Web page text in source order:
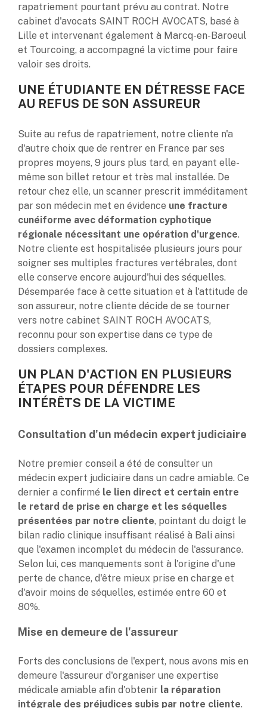
rapatriement pourtant prévu au contrat. Notre
cabinet d'avocats SAINT ROCH AVOCATS, basé à
Lille et intervenant également à Marcq-en-Baroeul
et Tourcoing, a accompagné la victime pour faire
valoir ses droits.
UNE ÉTUDIANTE EN DÉTRESSE FACE
AU REFUS DE SON ASSUREUR
Suite au refus de rapatriement, notre cliente n'a
d'autre choix que de rentrer en France par ses
propres moyens, 9 jours plus tard, en payant elle-
même son billet retour et très mal installée. De
retour chez elle, un scanner prescrit imméditament
par son médecin met en évidence une fracture
cunéiforme avec déformation cyphotique
régionale nécessitant une opération d'urgence.
Notre cliente est hospitalisée plusieurs jours pour
soigner ses multiples fractures vertébrales, dont
elle conserve encore aujourd'hui des séquelles.
Désemparée face à cette situation et à l'attitude de
son assureur, notre cliente décide de se tourner
vers notre cabinet SAINT ROCH AVOCATS,
reconnu pour son expertise dans ce type de
dossiers complexes.
UN PLAN D'ACTION EN PLUSIEURS
ÉTAPES POUR DÉFENDRE LES
INTÉRÊTS DE LA VICTIME
Consultation d'un médecin expert judiciaire
Notre premier conseil a été de consulter un
médecin expert judiciaire dans un cadre amiable. Ce
dernier a confirmé le lien direct et certain entre
le retard de prise en charge et les séquelles
présentées par notre cliente, pointant du doigt le
bilan radio clinique insuffisant réalisé à Bali ainsi
que l'examen incomplet du médecin de l'assurance.
Selon lui, ces manquements sont à l'origine d'une
perte de chance, d'être mieux prise en charge et
d'avoir moins de séquelles, estimée entre 60 et
80%.
Mise en demeure de l'assureur
Forts des conclusions de l'expert, nous avons mis en
demeure l'assureur d'organiser une expertise
médicale amiable afin d'obtenir la réparation
intégrale des préjudices subis par notre cliente.